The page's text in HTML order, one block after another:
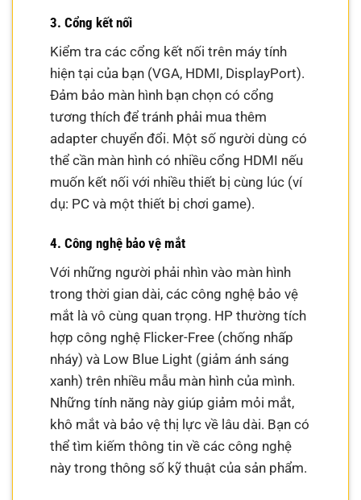
3. Cổng kết nối
Kiểm tra các cổng kết nối trên máy tính
hiện tại của bạn (VGA, HDMI, DisplayPort).
Đảm bảo màn hình bạn chọn có cổng
tương thích để tránh phải mua thêm
adapter chuyển đổi. Một số người dùng có
thể cần màn hình có nhiều cổng HDMI nếu
muốn kết nối với nhiều thiết bị cùng lúc (ví
dụ: PC và một thiết bị chơi game).
4. Công nghệ bảo vệ mắt
Với những người phải nhìn vào màn hình
trong thời gian dài, các công nghệ bảo vệ
mắt là vô cùng quan trọng. HP thường tích
hợp công nghệ Flicker-Free (chống nhấp
nháy) và Low Blue Light (giảm ánh sáng
xanh) trên nhiều mẫu màn hình của mình.
Những tính năng này giúp giảm mỏi mắt,
khô mắt và bảo vệ thị lực về lâu dài. Bạn có
thể tìm kiếm thông tin về các công nghệ
này trong thông số kỹ thuật của sản phẩm.